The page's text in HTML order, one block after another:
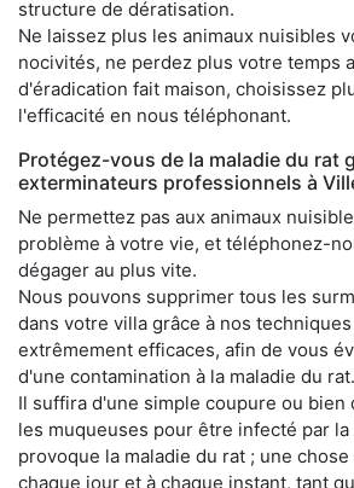
structure de dératisation.
Ne laissez plus les animaux nuisibles
nocivités, ne perdez plus votre temps
d'éradication fait maison, choisissez
l'efficacité en nous téléphonant.
Protégez-vous de la maladie du rat
exterminateurs professionnels à
Ne permettez pas aux animaux
problème à votre vie, et téléphonez-
dégager au plus vite.
Nous pouvons supprimer tous les
dans votre villa grâce à nos
extrêmement efficaces, afin de vous
d'une contamination à la maladie du rat.
Il suffira d'une simple coupure ou bien
les muqueuses pour être infecté par
provoque la maladie du rat ; une
chaque jour et à chaque instant, tant